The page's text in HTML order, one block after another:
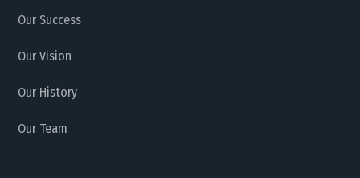
Our Success
Our Vision
Our History
Our Team